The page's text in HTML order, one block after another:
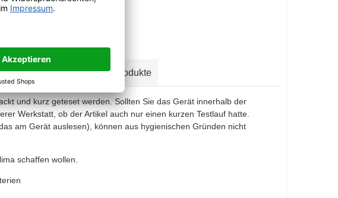
und kurz geteset werden. Sollten Sie das Gerät innerhalb der
Werkstatt, ob der Artikel auch nur einen kurzen Testlauf hatte.
am Gerät auslesen), können aus hygienischen Gründen nicht
schaffen wollen.
Produkte Andere Produkte